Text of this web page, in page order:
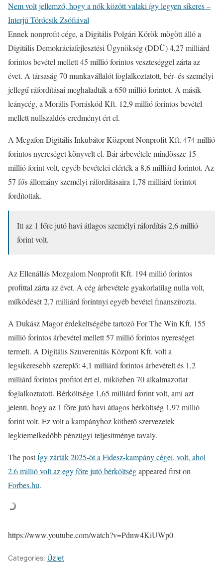
Nem volt jellemző, hogy a nők között valaki így legyen sikeres –
Interjú Törőcsik Zsófiával
Ennek nonprofit cége, a Digitális Polgári Körök mögött álló a
Digitális Demokráciafejlesztési Ügynökség (DDÜ) 4,27 milliárd
forintos bevétel mellett 45 millió forintos veszteséggel zárta az
évet. A társaság 70 munkavállalót foglalkoztatott, bér- és személyi
jellegű ráfordításai meghaladták a 650 millió forintot. A másik
leánycég, a Morális Forráskód Kft. 12,9 millió forintos bevétel
mellett nullszaldós eredményt ért el.
A Megafon Digitális Inkubátor Központ Nonprofit Kft. 474 millió
forintos nyereséget könyvelt el. Bár árbevétele mindössze 15
millió forint volt, egyéb bevételei elérték a 8,6 milliárd forintot. Az
57 fős állomány személyi ráfordításaira 1,78 milliárd forintot
fordítottak.
Itt az 1 főre jutó havi átlagos személyi ráfordítás 2,6 millió
forint volt.
Az Ellenállás Mozgalom Nonprofit Kft. 194 millió forintos
profittal zárta az évet. A cég árbevétele gyakorlatilag nulla volt,
működését 2,7 milliárd forintnyi egyéb bevétel finanszírozta.
A Dukász Magor érdekeltségébe tartozó For The Win Kft. 155
millió forintos árbevétel mellett 57 millió forintos nyereséget
termelt. A Digitális Szuverenitás Központ Kft. volt a
legsikeresebb szereplő: 4,1 milliárd forintos árbevételt és 1,2
milliárd forintos profitot ért el, miközben 70 alkalmazottat
foglalkoztatott. Bérköltsége 1,65 milliárd forint volt, ami azt
jelenti, hogy az 1 főre jutó havi átlagos bérköltség 1,97 millió
forint volt. Ez volt a kampányhoz köthető szervezetek
legkiemelkedőbb pénzügyi teljesítménye tavaly.
The postÍgy zárták 2025-öt a Fidesz-kampány cégei, volt, ahol
2,6 millió volt az egy főre jutó bérköltségappeared first on
Forbes.hu.
https://www.youtube.com/watch?v=Pdnw4KiUWp0
Categories: Üzlet